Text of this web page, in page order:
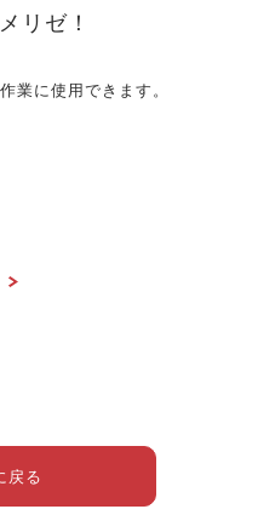
リゼ！
業に使用できます。
戻る